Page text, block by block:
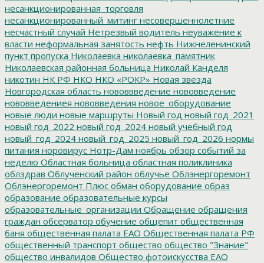
несанкционированная_торговля
несанкционированный_митинг несовершеннолетние
несчастный случай Нетрезвый водитель неуважение к
власти неформальная занятость нефть Нижнеленинский
пункт пропуска Николаевка николаевка_памятник
Николаевская районная больница Николай Канделя
никотин НК РФ НКО НКО «РОКР» Новая звезда
Новгородская область нововвведение нововведение
нововведениея нововведения новое_оборудование
новые люди новые маршруты Новый год новый год_2021
новый год_2022 новый год_2024 новый учебный год
новый_год_2024 новый_год_2025 новый_год_2026 нормы
питания норовирус Нотр-Дам ноябрь обзор событий за
неделю Областная больница областная поликлиника
облздрав Облученский район облучье Облэнергоремонт
Облэнергоремонт Плюс обман оборудование образ
образование образовательные курсы
образовательные_организации Обращение обращения
граждан обсерватор обучение общепит общественная
баня общественная палата ЕАО Общественная палата РФ
общественный транспорт общество общество "Знание"
общество инвалидов Общество фотоискусства ЕАО